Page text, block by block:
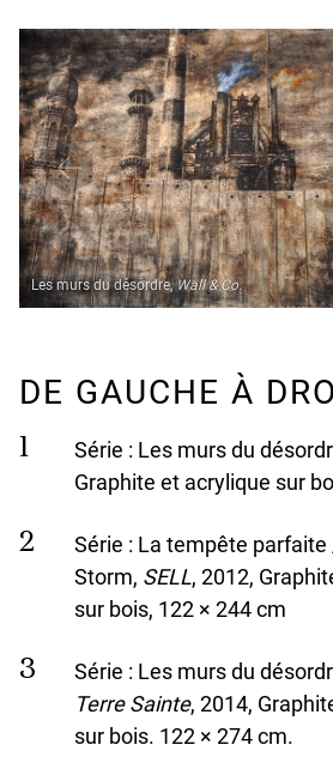
Les murs du désordre,Wall & Co.
DE GAUCHE À
Série : Les murs du
Graphite et acrylique sur
Série : La tempête
Storm, SELL, 2012,
sur bois, 122 × 244 cm
Série : Les murs du
Terre Sainte, 2014,
sur bois. 122 × 274 cm.